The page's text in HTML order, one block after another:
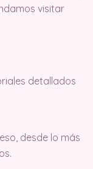
visitar
detallados
desde lo más